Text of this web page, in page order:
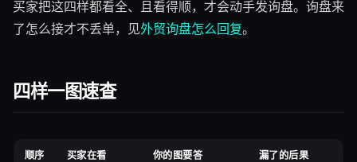
买家把这四样都看全、且看得顺，才会动手发询盘。询盘来
了怎么接才不丢单，见外贸询盘怎么回复。
四样一图速查
顺序 买家在看 你的图要答 漏了的后果